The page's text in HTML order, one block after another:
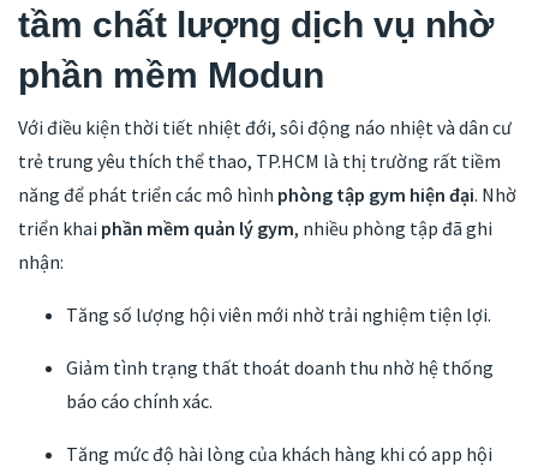
tầm chất lượng dịch vụ nhờ
phần mềm Modun
Với điều kiện thời tiết nhiệt đới, sôi động náo nhiệt và dân cư
trẻ trung yêu thích thể thao, TP.HCM là thị trường rất tiềm
năng để phát triển các mô hình phòng tập gym hiện đại. Nhờ
triển khai phần mềm quản lý gym, nhiều phòng tập đã ghi
nhận:
Tăng số lượng hội viên mới nhờ trải nghiệm tiện lợi.
Giảm tình trạng thất thoát doanh thu nhờ hệ thống
báo cáo chính xác.
Tăng mức độ hài lòng của khách hàng khi có app hội